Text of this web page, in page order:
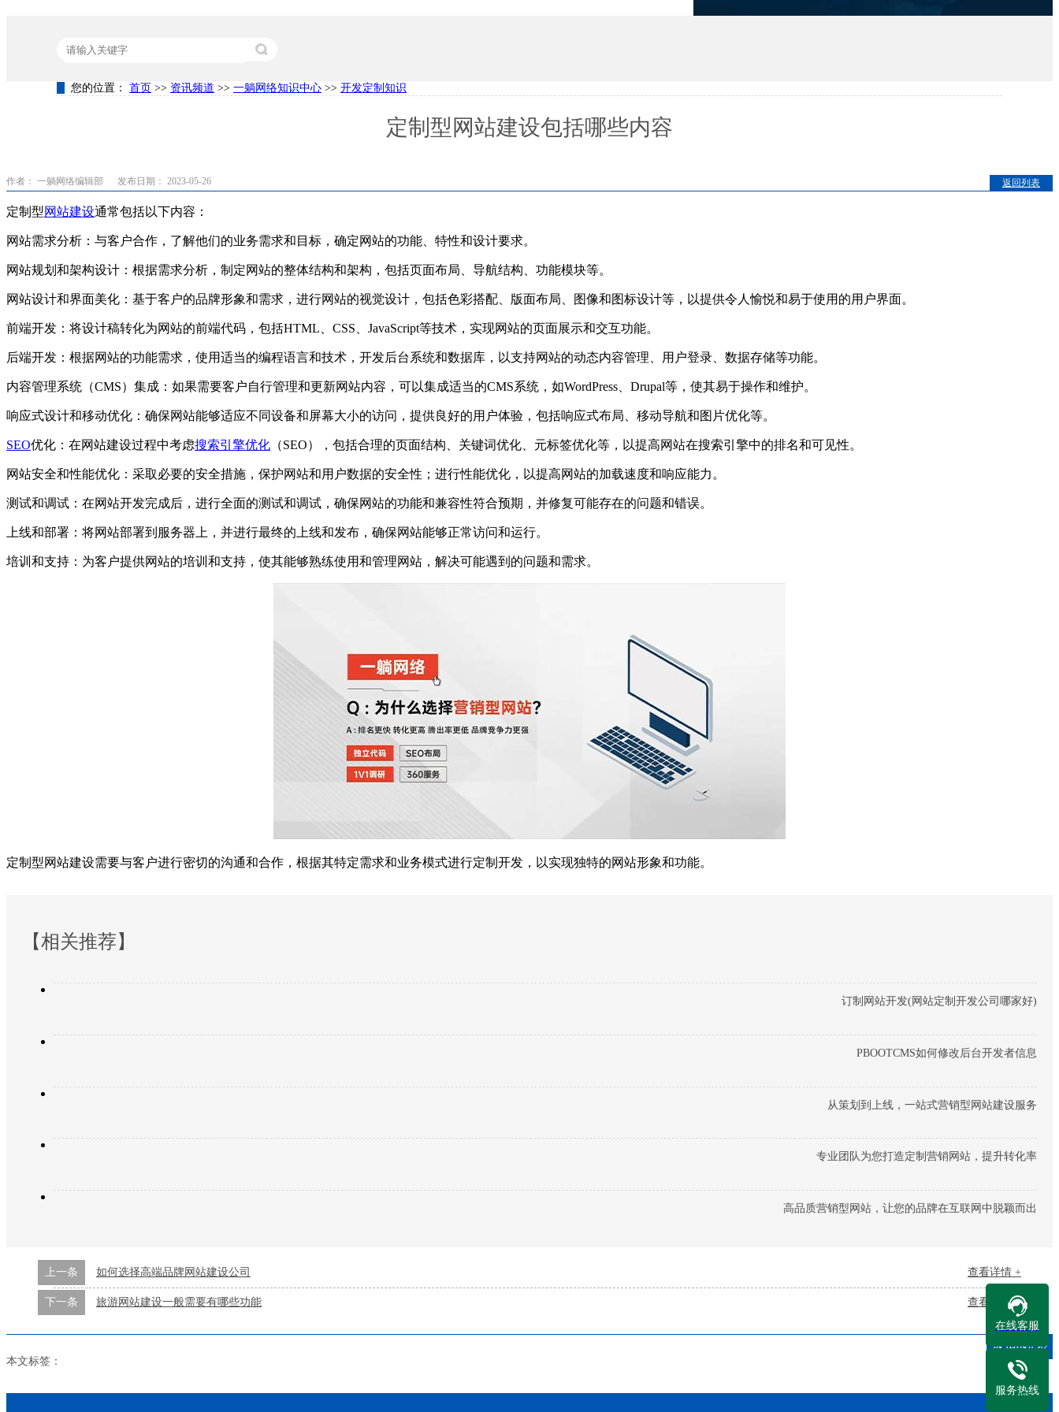
您的位置： 首页 >> 资讯频道 >> 一躺网络知识中心 >> 开发定制知识
定制型网站建设包括哪些内容
返回列表
作者： 一躺网络编辑部 发布日期： 2023-05-26
定制型网站建设通常包括以下内容：
网站需求分析：与客户合作，了解他们的业务需求和目标，确定网站的功能、特性和设计要求。
网站规划和架构设计：根据需求分析，制定网站的整体结构和架构，包括页面布局、导航结构、功能模块等。
网站设计和界面美化：基于客户的品牌形象和需求，进行网站的视觉设计，包括色彩搭配、版面布局、图像和图标设计等，以提供令人愉悦和易于使用的用户界面。
前端开发：将设计稿转化为网站的前端代码，包括HTML、CSS、JavaScript等技术，实现网站的页面展示和交互功能。
后端开发：根据网站的功能需求，使用适当的编程语言和技术，开发后台系统和数据库，以支持网站的动态内容管理、用户登录、数据存储等功能。
内容管理系统（CMS）集成：如果需要客户自行管理和更新网站内容，可以集成适当的CMS系统，如WordPress、Drupal等，使其易于操作和维护。
响应式设计和移动优化：确保网站能够适应不同设备和屏幕大小的访问，提供良好的用户体验，包括响应式布局、移动导航和图片优化等。
SEO优化：在网站建设过程中考虑搜索引擎优化 （SEO），包括合理的页面结构、关键词优化、元标签优化等，以提高网站在搜索引擎中的排名和可见性。
网站安全和性能优化：采取必要的安全措施，保护网站和用户数据的安全性；进行性能优化，以提高网站的加载速度和响应能力。
测试和调试：在网站开发完成后，进行全面的测试和调试，确保网站的功能和兼容性符合预期，并修复可能存在的问题和错误。
上线和部署：将网站部署到服务器上，并进行最终的上线和发布，确保网站能够正常访问和运行。
培训和支持：为客户提供网站的培训和支持，使其能够熟练使用和管理网站，解决可能遇到的问题和需求。
定制型网站建设需要与客户进行密切的沟通和合作，根据其特定需求和业务模式进行定制开发，以实现独特的网站形象和功能。
【相关推荐】
订制网站开发(网站定制开发公司哪家好)
PBOOTCMS如何修改后台开发者信息
从策划到上线，一站式营销型网站建设服务
专业团队为您打造定制营销网站，提升转化率
高品质营销型网站，让您的品牌在互联网中脱颖而出
查看详情 +
上一条 如何选择高端品牌网站建设公司
查看详情 +
下一条 旅游网站建设一般需要有哪些功能
返回列表
本文标签：
在线客服
服务热线